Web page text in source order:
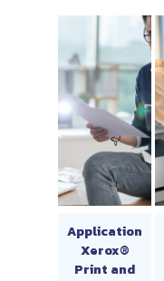
Application
Xerox®
Print and